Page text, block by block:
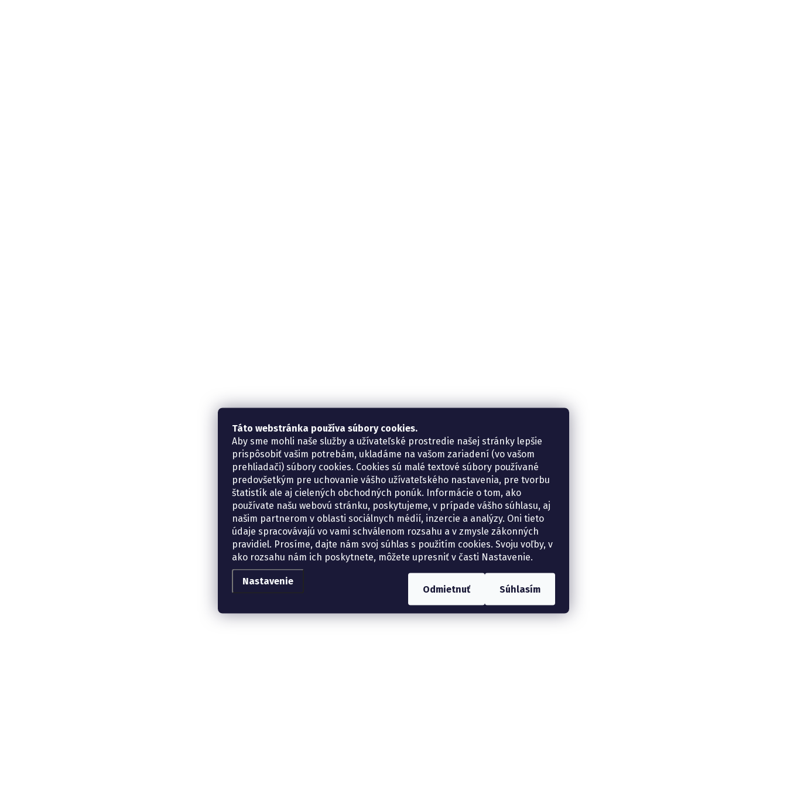
Táto webstránka používa súbory cookies.
Aby sme mohli naše služby a užívateľské prostredie našej stránky lepšie
prispôsobiť vašim potrebám, ukladáme na vašom zariadení (vo vašom
prehliadači) súbory cookies. Cookies sú malé textové súbory používané
predovšetkým pre uchovanie vášho užívateľského nastavenia, pre tvorbu
štatistík ale aj cielených obchodných ponúk. Informácie o tom, ako
používate našu webovú stránku, poskytujeme, v prípade vášho súhlasu, aj
našim partnerom v oblasti sociálnych médií, inzercie a analýzy. Oni tieto
údaje spracovávajú vo vami schválenom rozsahu a v zmysle zákonných
pravidiel. Prosíme, dajte nám svoj súhlas s použitím cookies. Svoju voľby, v
ako rozsahu nám ich poskytnete, môžete upresniť v časti Nastavenie.
Nastavenie
Odmietnuť Súhlasím